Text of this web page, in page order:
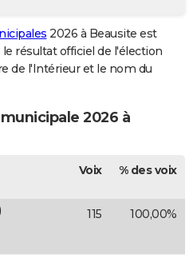
2026 à Beausite est
résultat officiel de l'élection
de l'Intérieur et le nom du
2026 à
Voix % des voix
115 100,00%